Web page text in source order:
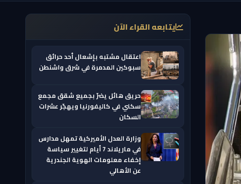
يتابعه القراء الآن
اعتقال مشتبه بإشعال أحد حرائق
سبوكين المدمرة في شرق واشنطن
حريق هائل يضرّ بجميع شقق مجمع
سكني في كاليفورنيا ويهجّر عشرات
السكان
وزارة العدل الأميركية تمهل مدارس
في ماريلاند 7 أيام لتغيير سياسة
إخفاء معلومات الهوية الجندرية
عن الأهالي